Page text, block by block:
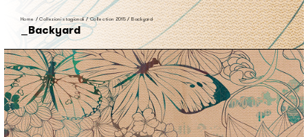
Home /Collezioni stagionali/Collection 2015 /Backyard
Backyard